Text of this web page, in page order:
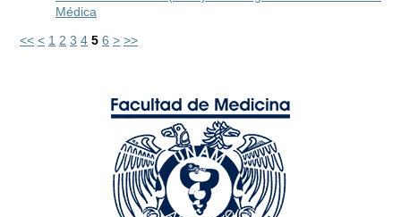
Médica
<< < 1 2 3 4 5 6 > >>